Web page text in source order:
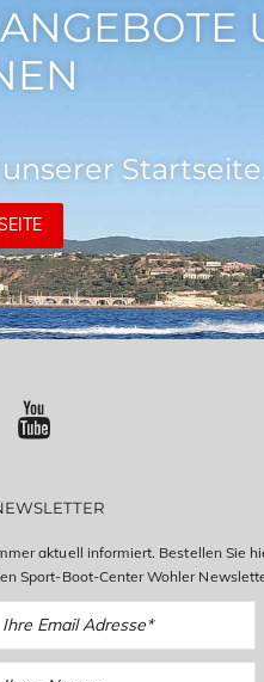
aktuell informiert. Bestellen Sie
Sport-Boot-Center Wohler